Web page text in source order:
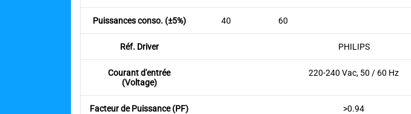
Puissances conso. (±5%) 40 60
Réf. Driver PHILIPS
Courant d'entrée
(Voltage)
220-240 Vac, 50 / 60 Hz
Facteur de Puissance (PF) >0.94